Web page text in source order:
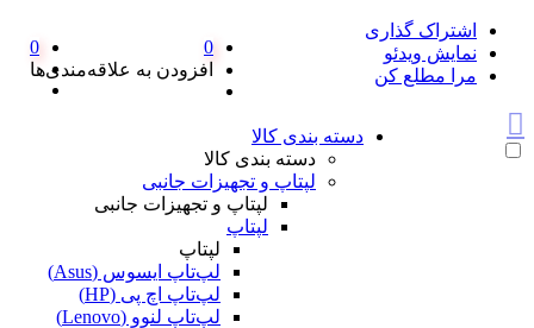
اشتراک گذاری
نمایش ویدئو
مرا مطلع کن
0
افزودن به علاقه‌مندی‌ها
0
دسته بندی کالا
دسته بندی کالا
لپتاپ و تجهیزات جانبی
لپتاپ و تجهیزات جانبی
لپتاپ
لپتاپ
لپ‌تاپ ایسوس (Asus)
لپ‌تاپ اچ پی (HP)
لپ‌تاپ لنوو (Lenovo)